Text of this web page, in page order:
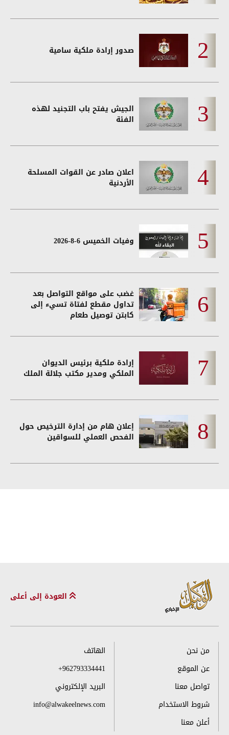
صدور إرادة ملكية سامية
الجيش يفتح باب التجنيد لهذه
الفئة
اعلان صادر عن القوات المسلحة
الأردنية
وفيات الخميس 6-8-2026
غضب على مواقع التواصل بعد
تداول مقطع لفتاة تسيء إلى
كابتن توصيل طعام
إرادة ملكية برئيس الديوان
الملكي ومدير مكتب جلالة الملك
إعلان هام من إدارة الترخيص حول
الفحص العملي للسواقين
العودة إلى أعلى
من نحن
عن الموقع
تواصل معنا
شروط الاستخدام
أعلن معنا
الهاتف
+962793334441
البريد الإلكتروني
info@alwakeelnews.com